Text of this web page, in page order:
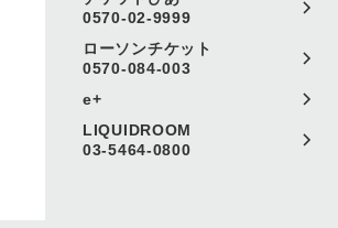
0570-02-9999
ローソンチケット
0570-084-003
e+
LIQUIDROOM
03-5464-0800